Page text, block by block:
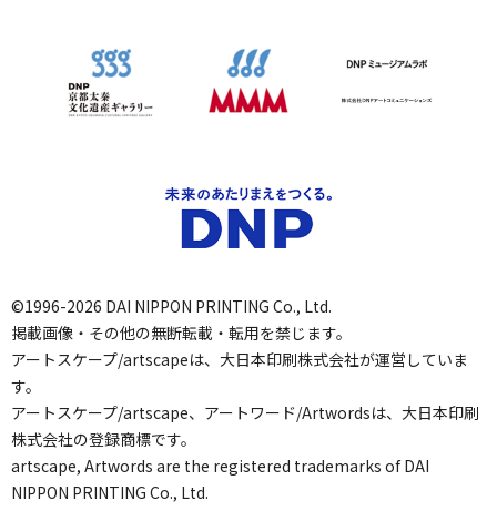
©1996-2026 DAI NIPPON PRINTING Co., Ltd.
掲載画像・その他の無断転載・転用を禁じます。
アートスケープ/artscapeは、大日本印刷株式会社が運営していま
す。
アートスケープ/artscape、アートワード/Artwordsは、大日本印刷
株式会社の登録商標です。
artscape, Artwords are the registered trademarks of DAI
NIPPON PRINTING Co., Ltd.